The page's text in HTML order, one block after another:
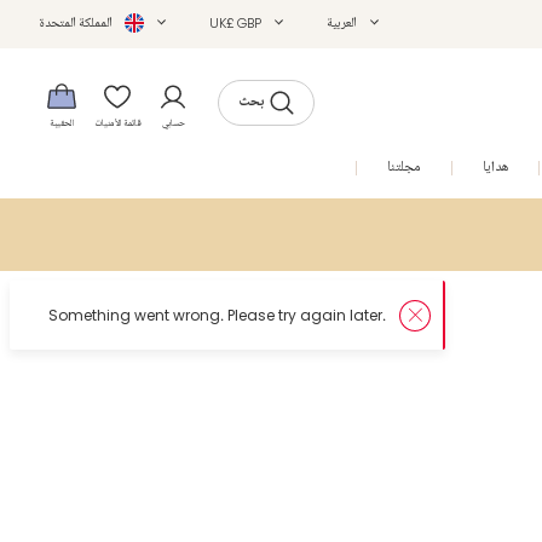
العربية UK£ GBP المملكة المتحدة
بحث
حسابي قائمة الأمنيات الحقيبة
هدايا مجلتنا